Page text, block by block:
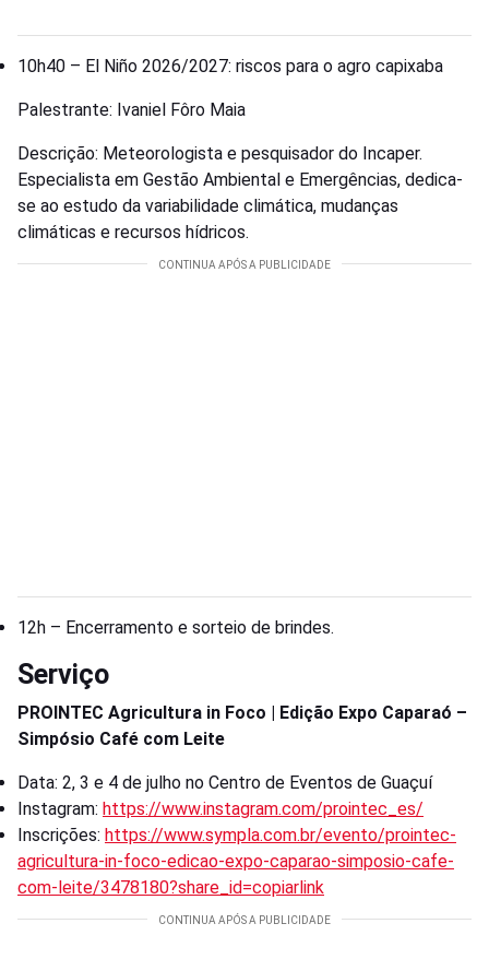
10h40 – El Niño 2026/2027: riscos para o agro capixaba
Palestrante: Ivaniel Fôro Maia
Descrição: Meteorologista e pesquisador do Incaper.
Especialista em Gestão Ambiental e Emergências, dedica-
se ao estudo da variabilidade climática, mudanças
climáticas e recursos hídricos.
12h – Encerramento e sorteio de brindes.
Serviço
PROINTEC Agricultura in Foco | Edição Expo Caparaó –
Simpósio Café com Leite
Data: 2, 3 e 4 de julho no Centro de Eventos de Guaçuí
Instagram: https://www.instagram.com/prointec_es/
Inscrições: https://www.sympla.com.br/evento/prointec-
agricultura-in-foco-edicao-expo-caparao-simposio-cafe-
com-leite/3478180?share_id=copiarlink